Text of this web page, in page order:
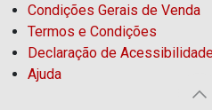
Condições Gerais de Venda
Termos e Condições
Declaração de
Ajuda